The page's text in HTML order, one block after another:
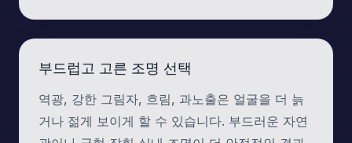
부드럽고 고른 조명 선택
역광, 강한 그림자, 흐림, 과노출은 얼굴을 더 늙
거나 젊게 보이게 할 수 있습니다. 부드러운 자연